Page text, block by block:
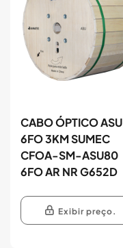
CABO ÓPTICO ASU
6FO 3KM SUMEC
CFOA-SM-ASU80
6FO AR NR G652D
Exibir preço.